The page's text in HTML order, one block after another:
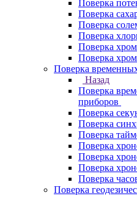
Поверка
Поверка
Поверка
Поверка
Поверка
Поверка
Поверка
Назад
Поверка
приборов
Поверка
Поверка
Поверка
Поверка
Поверка
Поверка
Поверка
Поверка